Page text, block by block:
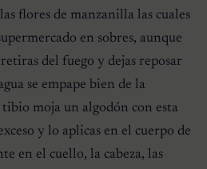
flores de manzanilla las cuales
en sobres, aunque
del fuego y dejas reposar
se empape bien de la
moja un algodón con esta
y lo aplicas en el cuerpo de
en el cuello, la cabeza, las